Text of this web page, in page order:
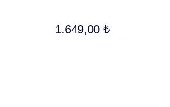
1.649,00 ₺